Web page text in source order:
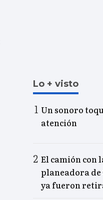
Lo + visto
Un sonoro
atención
El camión con
planeadora de
ya fueron